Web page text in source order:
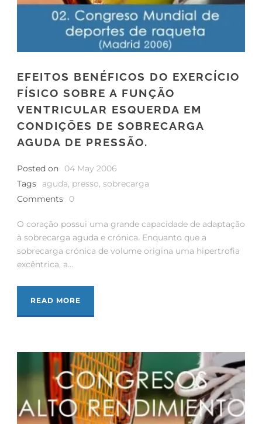
EFEITOS BENÉFICOS DO EXERCÍCIO
FÍSICO SOBRE A FUNÇÃO
VENTRICULAR ESQUERDA EM
CONDIÇÕES DE SOBRECARGA
AGUDA DE PRESSÃO.
Posted on
04 May 2006
Tags
aguda, presso, sobrecarga
Comments
0
O coração possui uma grande capacidade de adaptação
à sobrecarga aguda e crónica. Enquanto que a
sobrecarga crónica de volume origina uma hipertrofia
excêntrica, a...
READ MORE